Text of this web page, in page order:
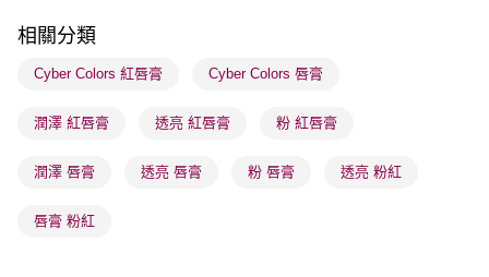
每筆HK$65.00，滿HK$300.00或以上免運費
順豐站及營業點 - 確認發貨後1-3個工作天送達
物流公司進行物流配送
相關分類
Cyber Colors 紅唇膏 Cyber Colors 唇膏
潤澤 紅唇膏 透亮 紅唇膏 粉 紅唇膏
潤澤 唇膏 透亮 唇膏 粉 唇膏 透亮 粉紅
唇膏 粉紅